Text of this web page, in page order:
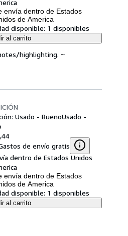
envía dentro de Estados
de America
disponible: 1 disponibles
al carrito
notes/highlighting. ~
Usado - BuenoUsado -
de envío gratis
dentro de Estados Unidos
envía dentro de Estados
de America
disponible: 1 disponibles
al carrito